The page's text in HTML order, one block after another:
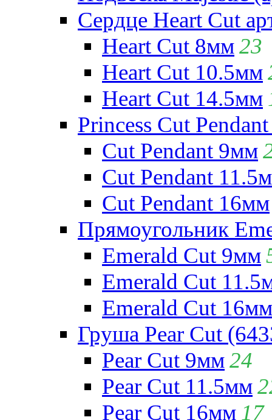
Сердце Heart Cut
Heart Cut 8мм23
Heart Cut 10.5мм
Heart Cut 14.5мм
Princess Cut
Cut Pendant 9мм
Cut Pendant
Cut Pendant 16мм
Прямоугольник
Emerald Cut 9мм
Emerald Cut
Emerald Cut 16мм
Груша Pear Cut
Pear Cut 9мм24
Pear Cut 11.5мм
Pear Cut 16мм 17